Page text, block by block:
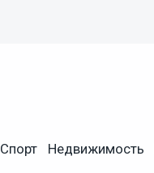
Спорт Недвижимость